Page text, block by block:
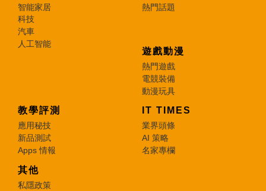
智能家居
科技
汽車
人工智能
熱門話題
遊戲動漫
熱門遊戲
電競裝備
動漫玩具
教學評測
應用秘技
新品測試
Apps 情報
IT TIMES
業界頭條
AI 策略
名家專欄
其他
私隱政策